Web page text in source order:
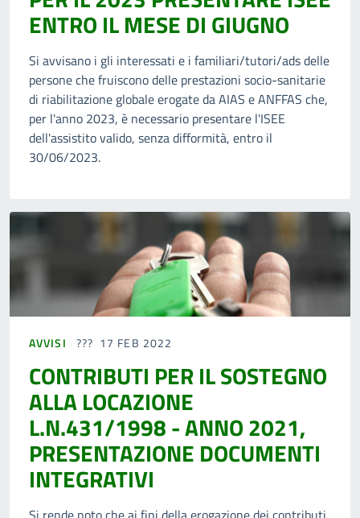
ENTRO IL MESE DI GIUGNO
Si avvisano i gli interessati e i familiari/tutori/ads delle
persone che fruiscono delle prestazioni socio-sanitarie
di riabilitazione globale erogate da AIAS e ANFFAS che,
per l'anno 2023, è necessario presentare l'ISEE
dell'assistito valido, senza difformità, entro il
30/06/2023.
AVVISI 17 FEB 2022
CONTRIBUTI PER IL SOSTEGNO
ALLA LOCAZIONE
L.N.431/1998 - ANNO 2021,
PRESENTAZIONE DOCUMENTI
INTEGRATIVI